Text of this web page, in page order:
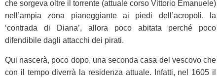
che sorgeva oltre il torrente (attuale corso Vittorio Emanuele)
nell’ampia zona pianeggiante ai piedi dell’acropoli, la
‘contrada di Diana’, allora poco abitata perché poco
difendibile dagli attacchi dei pirati.
Qui nascerà, poco dopo, una seconda casa del vescovo che
con il tempo diverrà la residenza attuale. Infatti, nel 1605 il